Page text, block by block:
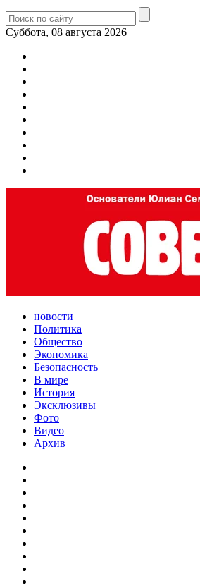
Суббота, 08 августа 2026
новости
Политика
Общество
Экономика
Безопасность
В мире
История
Эксклюзивы
Фото
Видео
Архив